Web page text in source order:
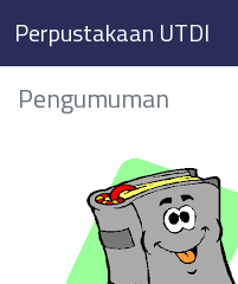
Perpustakaan UTDI
Pengumuman